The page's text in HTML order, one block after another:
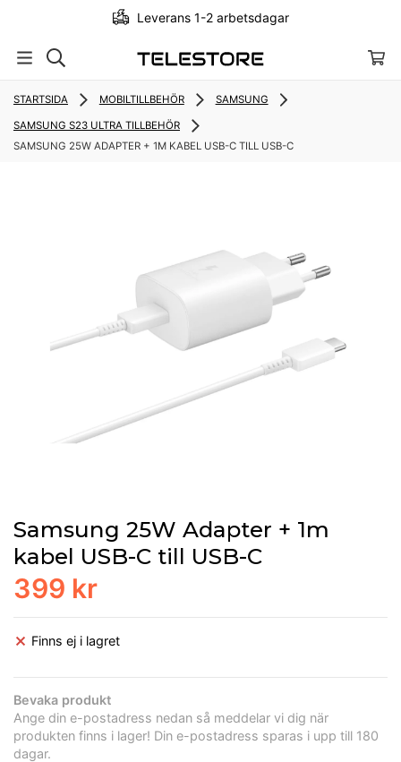
Leverans 1-2 arbetsdagar
STARTSIDA MOBILTILLBEHÖR SAMSUNG
SAMSUNG S23 ULTRA TILLBEHÖR
SAMSUNG 25W ADAPTER + 1M KABEL USB-C TILL USB-C
Samsung 25W Adapter + 1m
kabel USB-C till USB-C
399 kr
Finns ej i lagret
Bevaka produkt
Ange din e-postadress nedan så meddelar vi dig när
produkten finns i lager! Din e-postadress sparas i upp till 180
dagar.